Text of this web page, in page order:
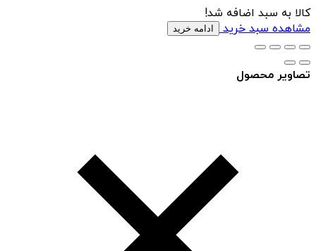
کالا به سبد اضافه شد!
مشاهده سبد خرید ادامه خرید
تصاویر محصول